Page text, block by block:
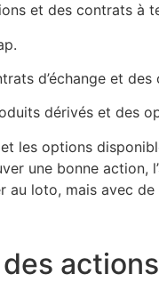
et des contrats à
d’échange et des
dérivés et des
les options
une bonne action,
au loto, mais avec de